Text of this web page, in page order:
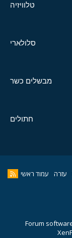
טלוויזיה
סלולארי
מבשלים כשר
חתולים
עזרה עמוד ראשי
Forum